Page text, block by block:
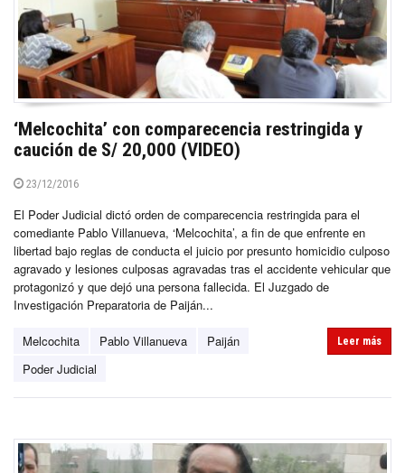
‘Melcochita’ con comparecencia restringida y
caución de S/ 20,000 (VIDEO)
23/12/2016
El Poder Judicial dictó orden de comparecencia restringida para el
comediante Pablo Villanueva, ‘Melcochita’, a fin de que enfrente en
libertad bajo reglas de conducta el juicio por presunto homicidio culposo
agravado y lesiones culposas agravadas tras el accidente vehicular que
protagonizó y que dejó una persona fallecida. El Juzgado de
Investigación Preparatoria de Paiján...
Melcochita Pablo Villanueva
Paiján
Poder Judicial
Leer más